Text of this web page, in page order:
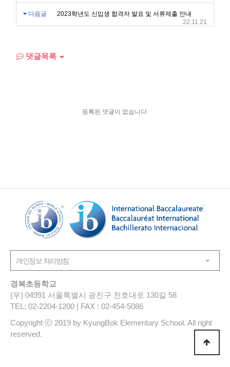
다음글
2023학년도 신입생 합격자 발표 및 서류제출 안내
22.11.21
댓글목록
등록된 댓글이 없습니다.
경복초등학교
(우) 04991 서울특별시 광진구 천호대로 130길 58
TEL: 02-2204-1200 | FAX : 02-454-5086
Copyright ⓒ 2019 by KyungBok Elementary School. All right
reserved.